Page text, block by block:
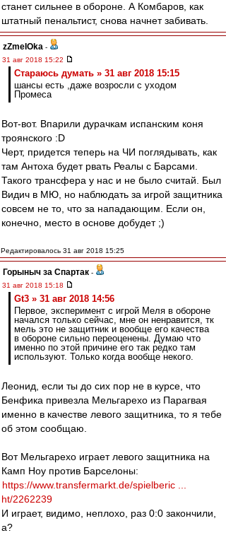
станет сильнее в обороне. А Комбаров, как
штатный пенальтист, снова начнет забивать.
zZmeIOka -
31 авг 2018 15:22
Стараюсь думать » 31 авг 2018 15:15
шансы есть ,даже возросли с уходом
Промеса
Вот-вот. Впарили дурачкам испанским коня
троянского :D
Черт, придется теперь на ЧИ поглядывать, как
там Антоха будет рвать Реалы с Барсами.
Такого трансфера у нас и не было считай. Был
Видич в МЮ, но наблюдать за игрой защитника
совсем не то, что за нападающим. Если он,
конечно, место в основе добудет ;)
Редактировалось 31 авг 2018 15:25
Горыныч за Спартак -
31 авг 2018 15:18
Gt3 » 31 авг 2018 14:56
Первое, эксперимент с игрой Меля в обороне
начался только сейчас, мне он ненравится, тк
мель это не защитник и вообще его качества
в обороне сильно переоценены. Думаю что
именно по этой причине его так редко там
используют. Только когда вообще некого.
Леонид, если ты до сих пор не в курсе, что
Бенфика привезла Мельгарехо из Парагвая
именно в качестве левого защитника, то я тебе
об этом сообщаю.
Вот Мельгарехо играет левого защитника на
Камп Ноу против Барселоны:
https://www.transfermarkt.de/spielberic ...
ht/2262239
И играет, видимо, неплохо, раз 0:0 закончили,
а?